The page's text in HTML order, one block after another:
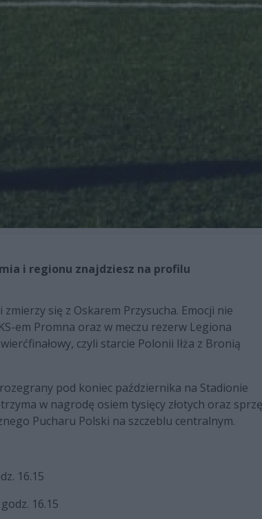
i regionu znajdziesz na profilu
się z Oskarem Przysucha. Emocji nie
em Promna oraz w meczu rezerw Legiona
czyli starcie Polonii Iłża z Bronią
pod koniec października na Stadionie
w nagrodę osiem tysięcy złotych oraz
Pucharu Polski na szczeblu centralnym.
16.15
16.15